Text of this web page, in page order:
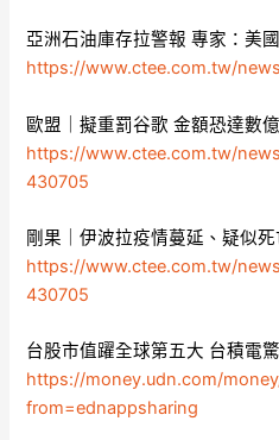
亞洲石油庫存拉警報 專家：美
https://www.ctee.com.tw/
歐盟｜擬重罰谷歌 金額恐達數
https://www.ctee.com.tw/
430705
剛果｜伊波拉疫情蔓延、疑似
https://www.ctee.com.tw/
430705
台股市值躍全球第五大 台積電
https://money.udn.com/
from=ednappsharing